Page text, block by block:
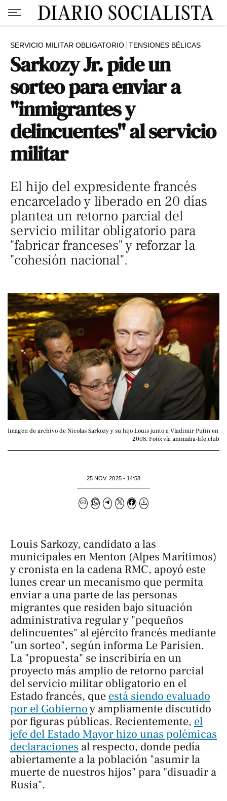
SERVICIO MILITAR OBLIGATORIO TENSIONES BÉLICAS
Sarkozy Jr. pide un
sorteo para enviar a
"inmigrantes y
delincuentes" al servicio
militar
El hijo del expresidente francés
encarcelado y liberado en 20 días
plantea un retorno parcial del
servicio militar obligatorio para
"fabricar franceses" y reforzar la
"cohesión nacional".
Imagen de archivo de Nicolas Sarkozy y su hijo Louis junto a Vladimir Putin en
2008. Foto: vía animalia-life.club
25 NOV. 2025 - 14:58
Louis Sarkozy, candidato a las
municipales en Menton (Alpes Marítimos)
y cronista en la cadena RMC, apoyó este
lunes crear un mecanismo que permita
enviar a una parte de las personas
migrantes que residen bajo situación
administrativa regular y "pequeños
delincuentes" al ejército francés mediante
"un sorteo", según informa Le Parisien.
La "propuesta" se inscribiría en un
proyecto más amplio de retorno parcial
del servicio militar obligatorio en el
Estado francés, que está siendo evaluado
por el Gobiernoy ampliamente discutido
por figuras públicas. Recientemente, el
jefe del Estado Mayor hizo unas polémicas
declaraciones al respecto, donde pedía
abiertamente a la población "asumir la
muerte de nuestros hijos" para "disuadir a
Rusia".